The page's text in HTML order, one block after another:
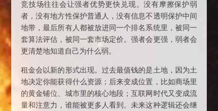
竞技场往往会让强者优势更快兑现。没有摩擦保护弱
者，没有地方性保护普通人，没有信息不透明保护中间
地带，最后所有人都被放进同一个排名系统里，被同一
套算法评估，被同一套市场定价。强者会更强，弱者会
更清楚地知道自己为什么弱。
租金会以新的形式出现。过去最值钱的是土地，因为土
地决定你能获得什么资源；后来变成位置，比如商场里
的黄金铺位、城市里的核心地段；互联网时代又变成流
量和注意力，谁能被更多人看到。未来这种逻辑还会继